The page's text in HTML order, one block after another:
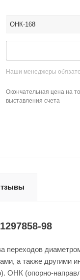
ОНК-168
Наши менеджеры
Окончательная цена на
выставления счета
98
а также другими
ОНК (опорно-